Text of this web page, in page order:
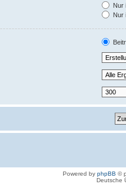
Nur
Nur
Powered by phpBB ©
Deutsche